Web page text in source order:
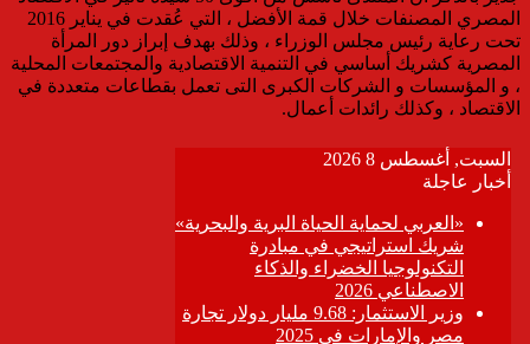
المصري المصنفات خلال قمة الأفضل ، التي عُقدت في يناير 2016
تحت رعاية رئيس مجلس الوزراء ، وذلك بهدف إبراز دور المرأة
المصرية كشريك أساسي في التنمية الاقتصادية والمجتمعات المحلية
، و المؤسسات و الشركات الكبرى التى تعمل بقطاعات متعددة في
الاقتصاد ، وكذلك رائدات أعمال.